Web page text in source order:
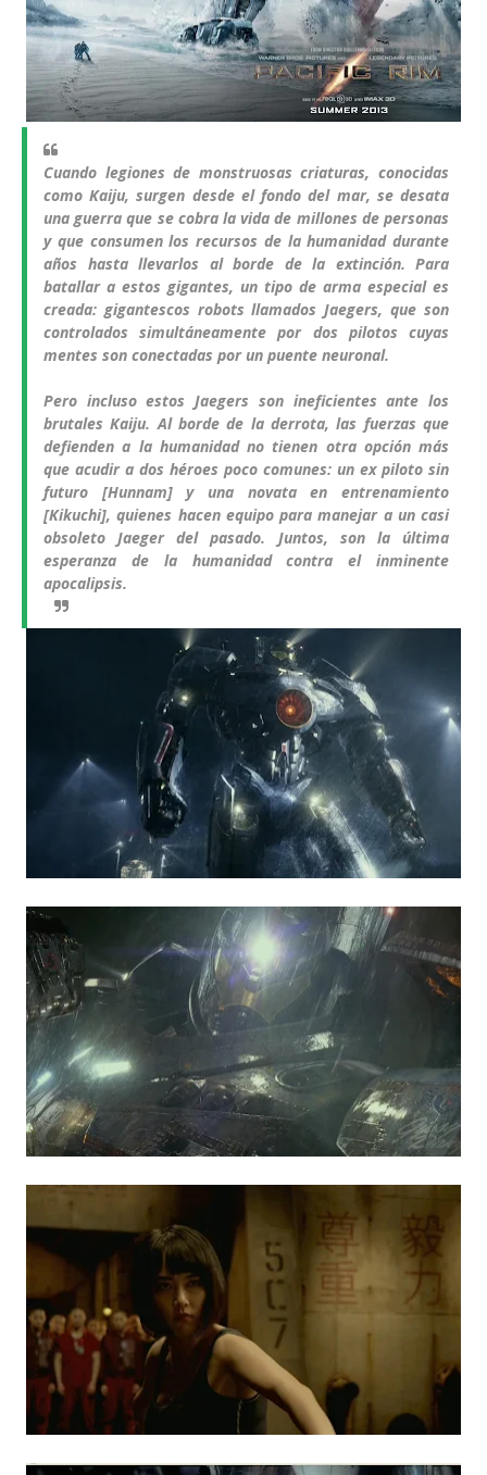
Cuando legiones de monstruosas criaturas, conocidas
como Kaiju, surgen desde el fondo del mar, se desata
una guerra que se cobra la vida de millones de personas
y que consumen los recursos de la humanidad durante
años hasta llevarlos al borde de la extinción. Para
batallar a estos gigantes, un tipo de arma especial es
creada: gigantescos robots llamados Jaegers, que son
controlados simultáneamente por dos pilotos cuyas
mentes son conectadas por un puente neuronal.
Pero incluso estos Jaegers son ineficientes ante los
brutales Kaiju. Al borde de la derrota, las fuerzas que
defienden a la humanidad no tienen otra opción más
que acudir a dos héroes poco comunes: un ex piloto sin
futuro [Hunnam] y una novata en entrenamiento
[Kikuchi], quienes hacen equipo para manejar a un casi
obsoleto Jaeger del pasado. Juntos, son la última
esperanza de la humanidad contra el inminente
apocalipsis.